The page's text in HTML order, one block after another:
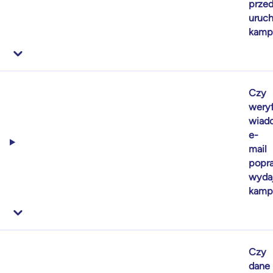
przed
Czy
e-
mail
Czy
dane